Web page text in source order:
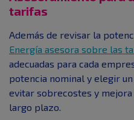
tarifas
Además de revisar la
Energía asesora sobre las
adecuadas para cada
potencia nominal y elegir
evitar sobrecostes y
largo plazo.